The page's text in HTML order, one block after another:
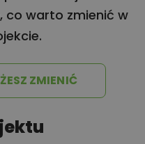
co warto zmienić w
ZMIENIĆ